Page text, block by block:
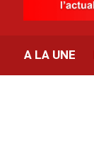
A LA UNE